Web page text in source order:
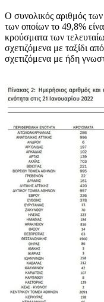
Ο συνολικός αριθμός
των οποίων το 49,8%
κρούσματα των
σχετιζόμενα με ταξίδι
σχετιζόμενα με ήδη